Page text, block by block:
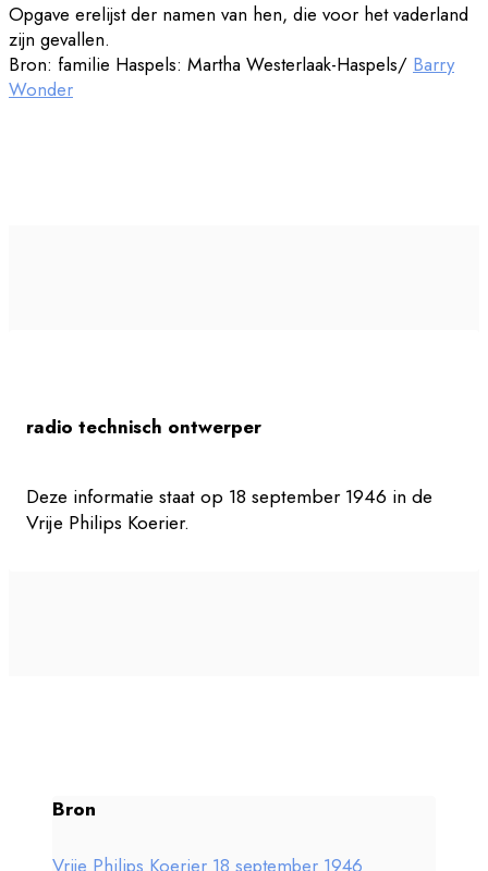
Opgave erelijst der namen van hen, die voor het vaderland
zijn gevallen.
Bron: familie Haspels: Martha Westerlaak-Haspels/ Barry
Wonder
radio technisch ontwerper
Deze informatie staat op 18 september 1946 in de
Vrije Philips Koerier.
Bron